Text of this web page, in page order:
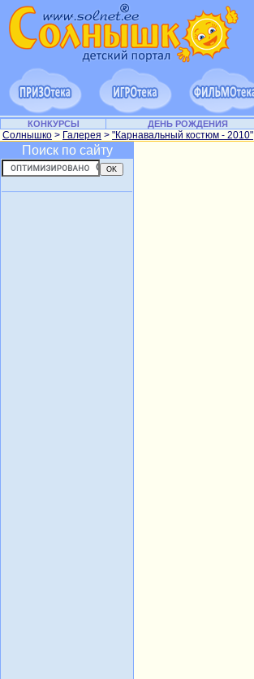
КОНКУРСЫ ДЕНЬ РОЖДЕНИЯ
Солнышко > Галерея > "Карнавальный костюм - 2010"
Поиск по сайту